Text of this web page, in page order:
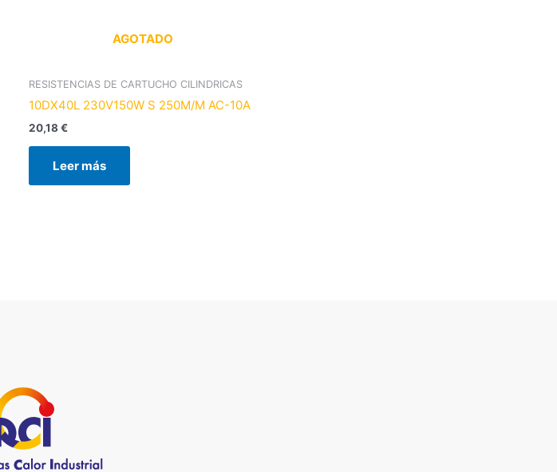
AGOTADO
RESISTENCIAS DE CARTUCHO CILINDRICAS
10DX40L 230V150W S 250M/M AC-10A
20,18€
Leer más